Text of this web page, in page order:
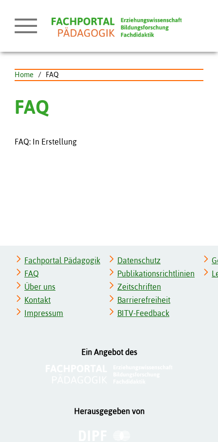
Home / FAQ
FAQ
FAQ: In Erstellung
Fachportal Pädagogik
FAQ
Über uns
Kontakt
Impressum
Datenschutz
Publikationsrichtlinien
Zeitschriften
Barrierefreiheit
BITV-Feedback
Ein Angebot des
Herausgegeben von